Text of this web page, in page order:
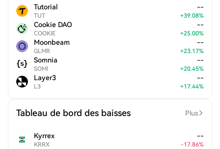
Tutorial
TUT
--
+39.08%
Cookie DAO
COOKIE
--
+25.00%
Moonbeam
GLMR
--
+23.17%
Somnia
SOMI
--
+20.45%
Layer3
L3
--
+17.44%
Tableau de bord des baisses Plus
Kyrrex
KRRX
--
-17.86%